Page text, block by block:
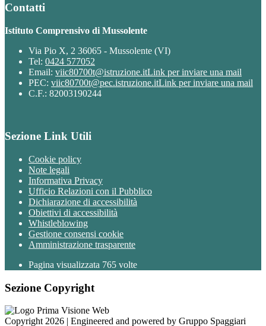
Contatti
Istituto Comprensivo di Mussolente
Via Pio X, 2 36065 - Mussolente (VI)
Tel: 0424 577052
Email: viic80700t@istruzione.itLink per inviare una mail
PEC: viic80700t@pec.istruzione.itLink per inviare una mail
C.F.: 82003190244
Sezione Link Utili
Cookie policy
Note legali
Informativa Privacy
Ufficio Relazioni con il Pubblico
Dichiarazione di accessibilità
Obiettivi di accessibilità
Whistleblowing
Gestione consensi cookie
Amministrazione trasparente
Pagina visualizzata 765 volte
Sezione Copyright
Copyright 2026 | Engineered and powered by Gruppo Spaggiari